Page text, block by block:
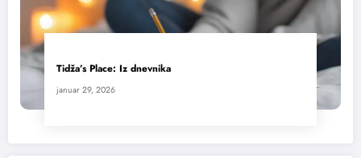
Tidža’s Place: Iz dnevnika
januar 29, 2026